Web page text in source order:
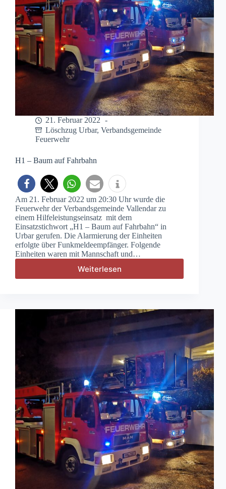
21. Februar 2022
Löschzug Urbar, Verbandsgemeinde
Feuerwehr
H1 – Baum auf Fahrbahn
Am 21. Februar 2022 um 20:30 Uhr wurde die
Feuerwehr der Verbandsgemeinde Vallendar zu
einem Hilfeleistungseinsatz mit dem
Einsatzstichwort „H1 – Baum auf Fahrbahn“ in
Urbar gerufen. Die Alarmierung der Einheiten
erfolgte über Funkmeldeempfänger. Folgende
Einheiten waren mit Mannschaft und…
Weiterlesen
H1
Fahrbahn